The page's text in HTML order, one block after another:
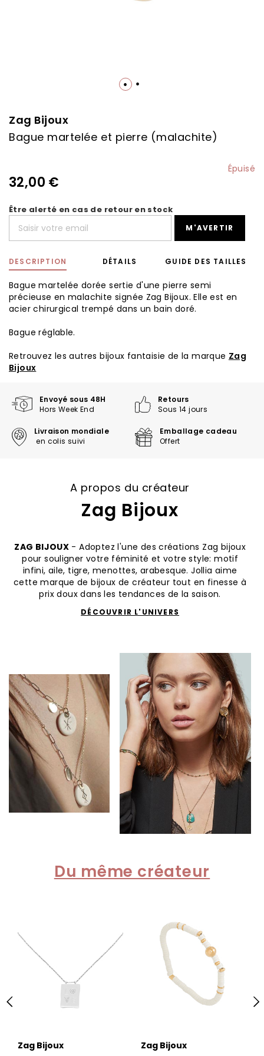
Zag Bijoux
Bague martelée et pierre (malachite)
Épuisé
32,00 €
Être alerté en cas de retour en stock
M'AVERTIR
DESCRIPTION
Bague martelée dorée sertie d'une pierre semi
précieuse en malachite signée Zag Bijoux. Elle est en
acier chirurgical trempé dans un bain doré.
Bague réglable.
Retrouvez les autres bijoux fantaisie de la marque Zag
Bijoux
DÉTAILS GUIDE DES TAILLES
the
beginning
of
Envoyé sous 48H
Hors Week End
Retours
Sous 14 jours
Livraison mondiale
en colis suivi
Emballage cadeau
Offert
A propos du créateur
Zag Bijoux
ZAG BIJOUX - Adoptez l'une des créations Zag bijoux
pour souligner votre féminité et votre style: motif
infini, aile, tigre, menottes, arabesque. Jollia aime
cette marque de bijoux de créateur tout en finesse à
prix doux dans les tendances de la saison.
DÉCOUVRIR L'UNIVERS
Du même créateur
Zag Bijoux Zag Bijoux